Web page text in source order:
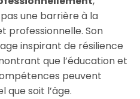
une barrière à la
professionnelle. Son
inspirant de résilience
que l’éducation et
peuvent
que soit l’âge.